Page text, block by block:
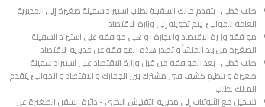
طلب خطي : يتقدم مالك السفينة بطلب استيراد سفينة صغيرة إلى المديرية
العامة للموانئ ليتم تحويله إلى وزارة الاقتصاد
موافقة وزارة الاقتصاد والتجارة : و هي موافقة على استيراد السفينة
الصغيرة من بلد المنشأ و تصدر هذه الموافقة عن مديرية الاقتصاد
طلب خطي : بعد الموافقة من قبل وزارة الاقتصاد على استيراد سفينة
صغيرة و تنظيم كشف فني مشترك بين الجمارك و الاقتصاد و الموانئ يتقدم
المالك بطلب
تسجيل مع الثبوتيات إلى مديرية التفتيش البحري - دائرة السفن الصغيرة عن